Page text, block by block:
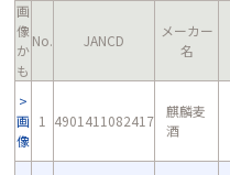
画
像
か
も
No. JANCD
メーカー
名
画
像
1 4901411082417
麒麟麦
酒